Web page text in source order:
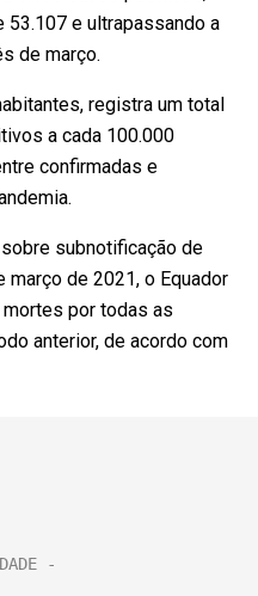
e ultrapassando a
de março.
registra um total
a cada 100.000
confirmadas e
subnotificação de
março de 2021, o Equador
por todas as
anterior, de acordo com